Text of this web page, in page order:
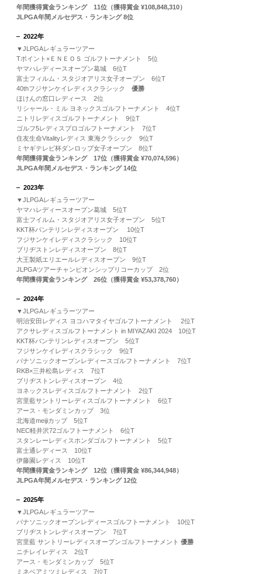
年間獲得賞金ランキング 11位（獲得賞金 ¥108,848,310）
JLPGA年間メルセデス・ランキング 8位
2022年
▼JLPGAレギュラーツアー
Tポイント×ＥＮＥＯＳ ゴルフトーナメント 5位
ヤマハレディースオープン葛城 6位T
富士フィルム・スタジオアリス女子オープン 6位T
40thフジサンケイレディスクラシック 優勝
ほけんの窓口レディース 2位
リシャール・ミル ヨネックスゴルフトーナメント 4位T
ニトリレディスゴルフトーナメント 9位T
ゴルフ5レディスプロゴルフトーナメント 7位T
住友生命Vitalityレディス 東海クラシック 9位T
ミヤギテレビ杯ダンロップ女子オープン 8位T
年間獲得賞金ランキング 17位（獲得賞金 ¥70,074,596）
JLPGA年間メルセデス・ランキング 14位
2023年
▼JLPGAレギュラーツアー
ヤマハレディースオープン葛城 5位T
富士フイルム・スタジオアリス女子オープン 5位T
KKT杯バンテリンレディスオープン 10位T
フジサンケイレディスクラシック 10位T
ブリヂストンレディスオープン 8位T
大王製紙エリエールレディスオープン 9位T
JLPGAツアーチャンピオンシップリコーカップ 2位
年間獲得賞金ランキング 26位（獲得賞金 ¥53,378,760）
2024年
▼JLPGAレギュラーツアー
明治安田レディス ヨコハマタイヤゴルフトーナメント 2位T
アクサレディスゴルフトーナメント in MIYAZAKI 2024 10位T
KKT杯バンテリンレディスオープン 5位T
フジサンケイレディスクラシック 9位T
パナソニックオープンレディースゴルフトーナメント 7位T
RKB×三井松島レディス 7位T
ブリヂストンレディスオープン 4位
ヨネックスレディスゴルフトーナメント 2位T
宮里藍サントリーレディスゴルフトーナメント 6位T
アース・モンダミンカップ 3位
北海道meijiカップ 5位T
NEC軽井沢72ゴルフトーナメント 6位T
スタンレーレディスホンダゴルフトーナメント 5位T
富士通レディース 10位T
伊藤園レディス 10位T
年間獲得賞金ランキング 12位（獲得賞金 ¥86,344,948）
JLPGA年間メルセデス・ランキング 12位
2025年
▼JLPGAレギュラーツアー
パナソニックオープンレディースゴルフトーナメント 10位T
ブリヂストンレディスオープン 7位T
宮里藍 サントリーレディスオープンゴルフトーナメント 優勝
ニチレイレディス 2位T
アース・モンダミンカップ 5位T
ミネベアミツミレディス 7位T